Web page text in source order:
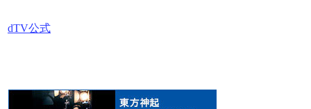
dTV公式